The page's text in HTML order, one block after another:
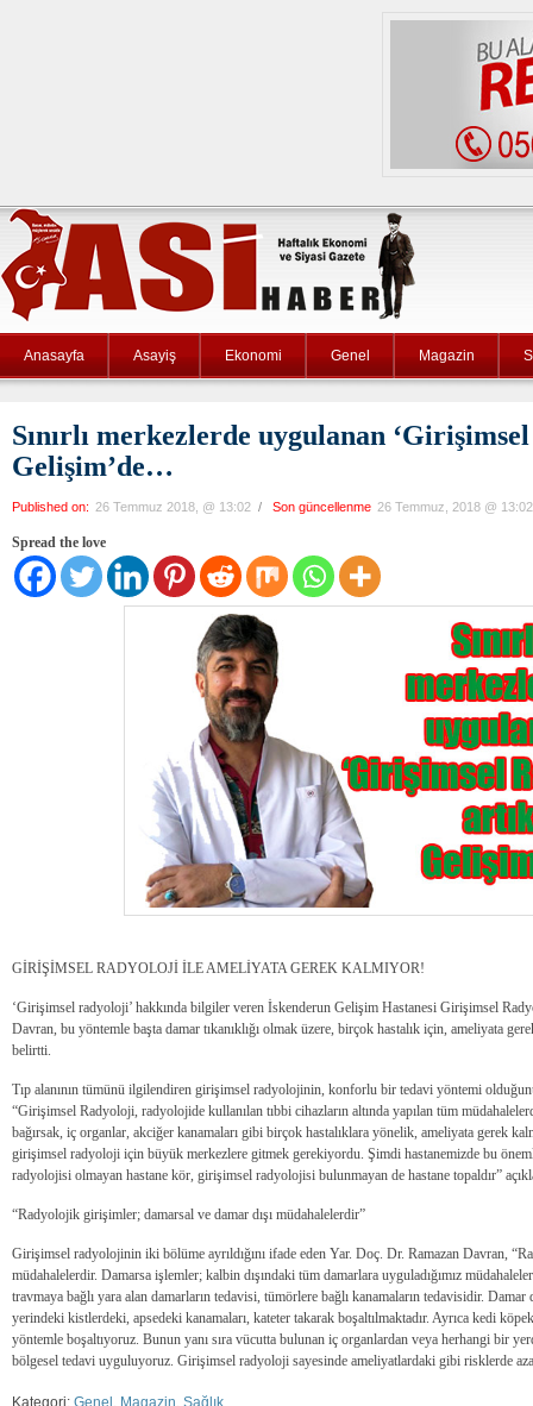
Anasayfa Asayiş Ekonomi Genel Magazin
Sınırlı merkezlerde uygulanan
Gelişim’de…
Published on: 26 Temmuz 2018, @ 13:02 / Son güncellenme 26 Temmuz, 2018 @ 13:02
Spread the love
GİRİŞİMSEL RADYOLOJİ İLE AMELİYATA GEREK KALMIYOR!
‘Girişimsel radyoloji’ hakkında bilgiler veren İskenderun Gelişim Hastanesi Girişimsel
Davran, bu yöntemle başta damar tıkanıklığı olmak üzere, birçok hastalık için, ameliyata
belirtti.
Tıp alanının tümünü ilgilendiren girişimsel radyolojinin, konforlu bir tedavi yöntemi
“Girişimsel Radyoloji, radyolojide kullanılan tıbbi cihazların altında yapılan tüm
bağırsak, iç organlar, akciğer kanamaları gibi birçok hastalıklara yönelik, ameliyata gerek
girişimsel radyoloji için büyük merkezlere gitmek gerekiyordu. Şimdi hastanemizde bu
radyolojisi olmayan hastane kör, girişimsel radyolojisi bulunmayan de hastane topaldır”
“Radyolojik girişimler; damarsal ve damar dışı müdahalelerdir”
Girişimsel radyolojinin iki bölüme ayrıldığını ifade eden Yar. Doç. Dr. Ramazan Davran,
müdahalelerdir. Damarsa işlemler; kalbin dışındaki tüm damarlara uyguladığımız
travmaya bağlı yara alan damarların tedavisi, tümörlere bağlı kanamaların tedavisidir.
yerindeki kistlerdeki, apsedeki kanamaları, kateter takarak boşaltılmaktadır. Ayrıca kedi
yöntemle boşaltıyoruz. Bunun yanı sıra vücutta bulunan iç organlardan veya herhangi bir
bölgesel tedavi uyguluyoruz. Girişimsel radyoloji sayesinde ameliyatlardaki gibi risklerde
Kategori: Genel Magazin Sağlık